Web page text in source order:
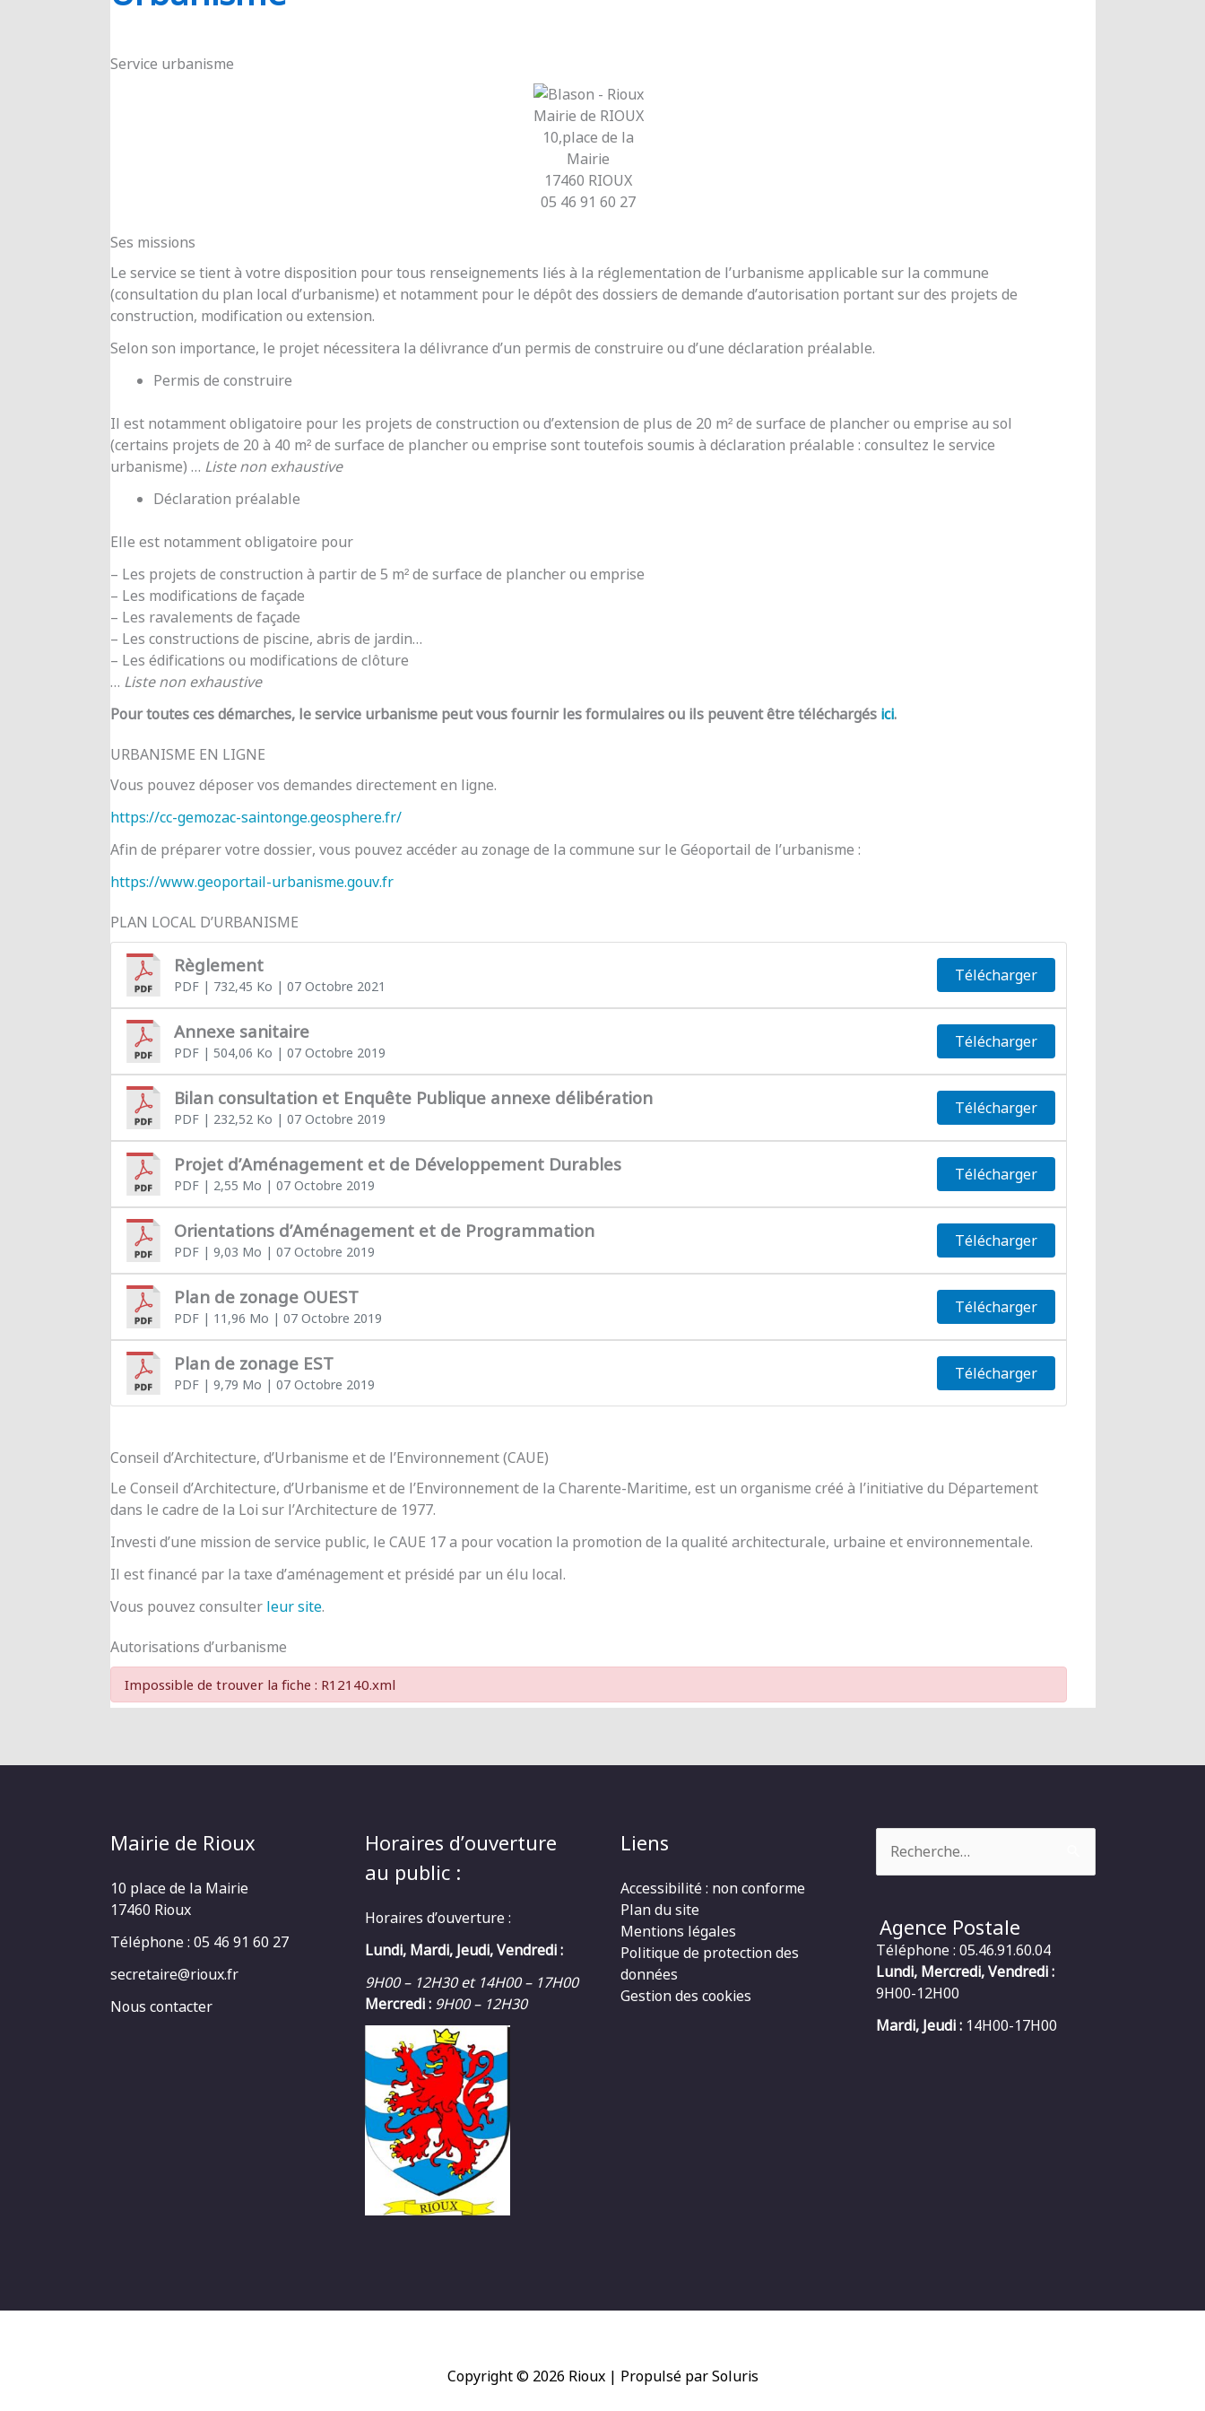
Service urbanisme
Mairie de RIOUX
10,place de la
Mairie
17460 RIOUX
05 46 91 60 27
Ses missions
Le service se tient à votre disposition pour tous renseignements liés à la réglementation de l’urbanisme applicable sur la commune
(consultation du plan local d’urbanisme) et notamment pour le dépôt des dossiers de demande d’autorisation portant sur des projets de
construction, modification ou extension.
Selon son importance, le projet nécessitera la délivrance d’un permis de construire ou d’une déclaration préalable.
Permis de construire
Il est notamment obligatoire pour les projets de construction ou d’extension de plus de 20 m² de surface de plancher ou emprise au sol
(certains projets de 20 à 40 m² de surface de plancher ou emprise sont toutefois soumis à déclaration préalable : consultez le service
urbanisme) … Liste non exhaustive
Déclaration préalable
Elle est notamment obligatoire pour
– Les projets de construction à partir de 5 m² de surface de plancher ou emprise
– Les modifications de façade
– Les ravalements de façade
– Les constructions de piscine, abris de jardin…
– Les édifications ou modifications de clôture
… Liste non exhaustive
Pour toutes ces démarches, le service urbanisme peut vous fournir les formulaires ou ils peuvent être téléchargés ici.
URBANISME EN LIGNE
Vous pouvez déposer vos demandes directement en ligne.
https://cc-gemozac-saintonge.geosphere.fr/
Afin de préparer votre dossier, vous pouvez accéder au zonage de la commune sur le Géoportail de l’urbanisme :
https://www.geoportail-urbanisme.gouv.fr
PLAN LOCAL D’URBANISME
Règlement
PDF| 732,45 Ko | 07 Octobre 2021
Télécharger
Annexe sanitaire
PDF| 504,06 Ko | 07 Octobre 2019
Télécharger
Bilan consultation et Enquête Publique annexe délibération
PDF| 232,52 Ko | 07 Octobre 2019
Télécharger
Projet d’Aménagement et de Développement Durables
PDF| 2,55 Mo | 07 Octobre 2019
Télécharger
Orientations d’Aménagement et de Programmation
PDF| 9,03 Mo | 07 Octobre 2019
Télécharger
Plan de zonage OUEST
PDF| 11,96 Mo | 07 Octobre 2019
Télécharger
Plan de zonage EST
PDF| 9,79 Mo | 07 Octobre 2019
Télécharger
Conseil d’Architecture, d’Urbanisme et de l’Environnement (CAUE)
Le Conseil d’Architecture, d’Urbanisme et de l’Environnement de la Charente-Maritime, est un organisme créé à l’initiative du Département
dans le cadre de la Loi sur l’Architecture de 1977.
Investi d’une mission de service public, le CAUE 17 a pour vocation la promotion de la qualité architecturale, urbaine et environnementale.
Il est financé par la taxe d’aménagement et présidé par un élu local.
Vous pouvez consulter leur site.
Autorisations d’urbanisme
Impossible de trouver la fiche : R12140.xml
Mairie de Rioux
10 place de la Mairie
17460 Rioux
Téléphone : 05 46 91 60 27
secretaire@rioux.fr
Nous contacter
Horaires d’ouverture
au public :
Horaires d’ouverture :
Lundi, Mardi, Jeudi, Vendredi :
9H00 – 12H30 et 14H00 – 17H00
Mercredi : 9H00 – 12H30
Liens
Accessibilité : non conforme
Plan du site
Mentions légales
Politique de protection des
données
Gestion des cookies
Agence Postale
Téléphone : 05.46.91.60.04
Lundi, Mercredi, Vendredi :
9H00-12H00
Mardi, Jeudi : 14H00-17H00
Copyright © 2026 Rioux| Propulsé par Soluris